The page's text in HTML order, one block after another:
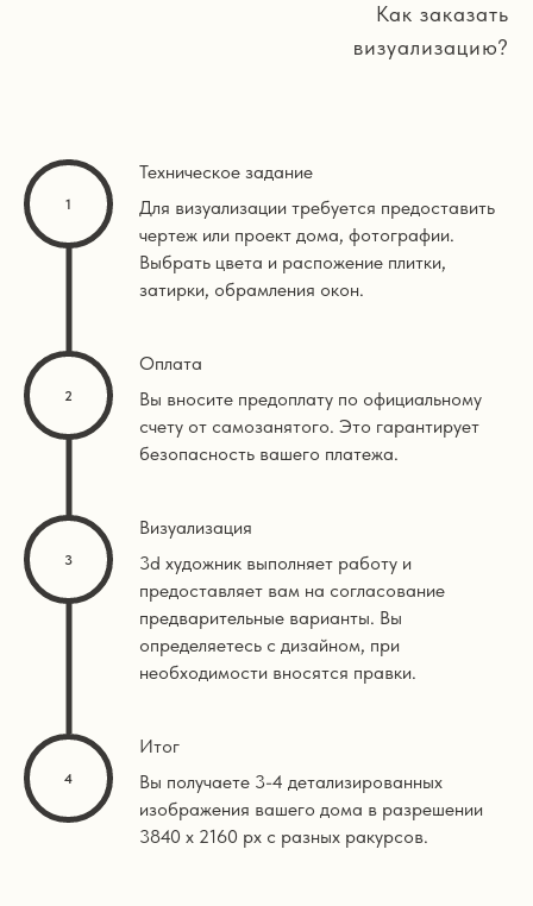
Как заказать
визуализацию?
Техническое задание
Для визуализации требуется предоставить
чертеж или проект дома, фотографии.
Выбрать цвета и распожение плитки,
затирки, обрамления окон.
Оплата
Вы вносите предоплату по официальному
счету от самозанятого. Это гарантирует
безопасность вашего платежа.
Визуализация
3d художник выполняет работу и
предоставляет вам на согласование
предварительные варианты. Вы
определяетесь с дизайном, при
необходимости вносятся правки.
Итог
Вы получаете 3-4 детализированных
изображения вашего дома в разрешении
3840 х 2160 px с разных ракурсов.